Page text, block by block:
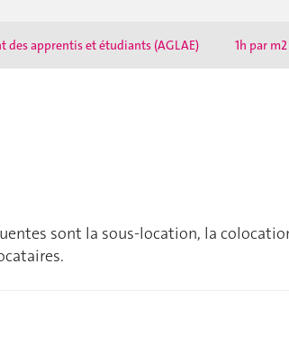
des apprentis et étudiants (AGLAE) 1h par
sont la sous-location, la